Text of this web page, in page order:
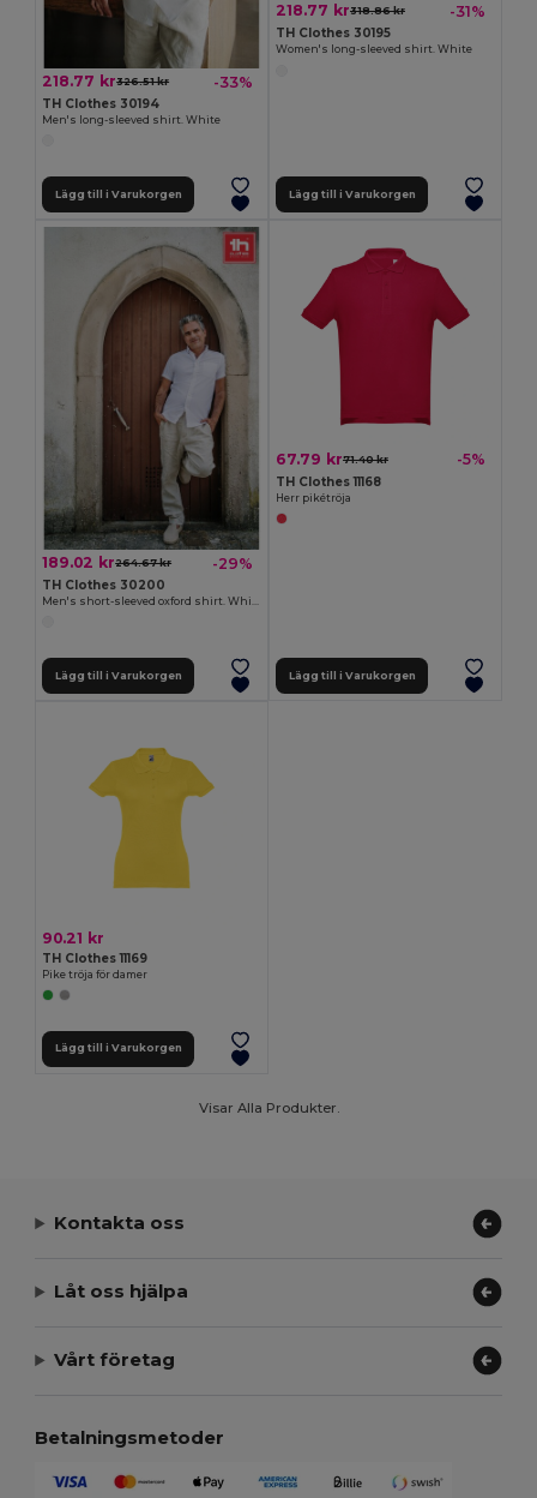
218.77 kr326.51 kr -33%
TH Clothes 30194
Men's long-sleeved shirt. White
Lägg till i Varukorgen
218.77 kr318.86 kr -31%
TH Clothes 30195
Women's long-sleeved shirt. White
Lägg till i Varukorgen
189.02 kr264.67 kr -29%
TH Clothes 30200
Men's short-sleeved oxford shirt. White
Lägg till i Varukorgen
67.79 kr71.40 kr -5%
TH Clothes 11168
Herr pikétröja
Lägg till i Varukorgen
90.21 kr
TH Clothes 11169
Pike tröja för damer
Lägg till i Varukorgen
Visar Alla Produkter.
Kontakta oss
Låt oss hjälpa
Vårt företag
Betalningsmetoder